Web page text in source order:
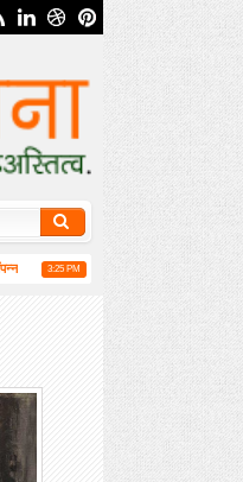
3:25 PM मुस्कुराहट बनाए रक्खो : रवीन्द्र प्रभात